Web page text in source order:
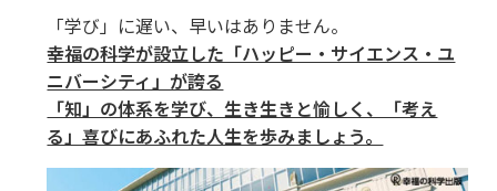
「学び」に遅い、早いはありません。
幸福の科学が設立した「ハッピー・サイエンス・ユ
ニバーシティ」が誇る
「知」の体系を学び、生き生きと愉しく、「考え
る」喜びにあふれた人生を歩みましょう。